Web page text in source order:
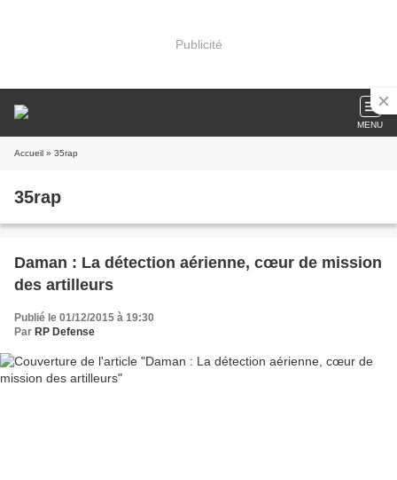
Publicité
MENU
Accueil » 35rap
35rap
Daman : La détection aérienne, cœur de mission
des artilleurs
Publié le 01/12/2015 à 19:30
Par RP Defense